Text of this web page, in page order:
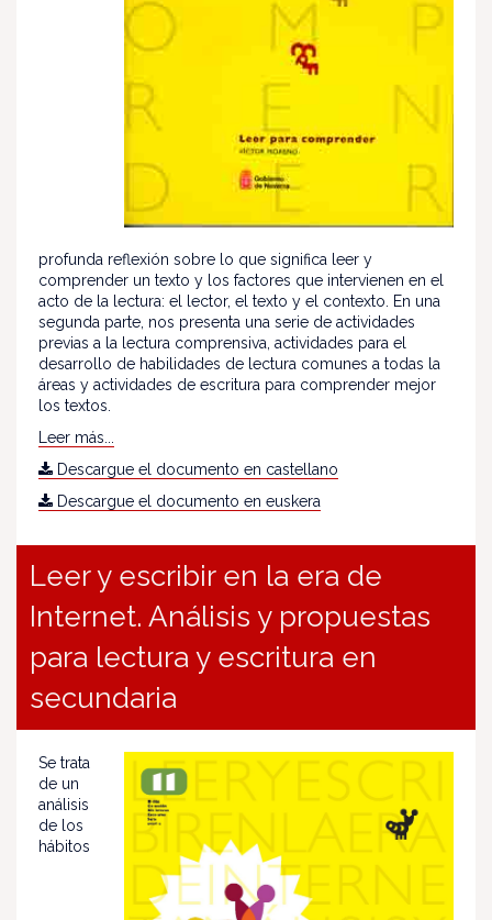
profunda reflexión sobre lo que significa leer y
comprender un texto y los factores que intervienen en el
acto de la lectura: el lector, el texto y el contexto. En una
segunda parte, nos presenta una serie de actividades
previas a la lectura comprensiva, actividades para el
desarrollo de habilidades de lectura comunes a todas la
áreas y actividades de escritura para comprender mejor
los textos.
Leer más...
Descargue el documento en castellano
Descargue el documento en euskera
Leer y escribir en la era de
Internet. Análisis y propuestas
para lectura y escritura en
secundaria
Se trata
de un
análisis
de los
hábitos